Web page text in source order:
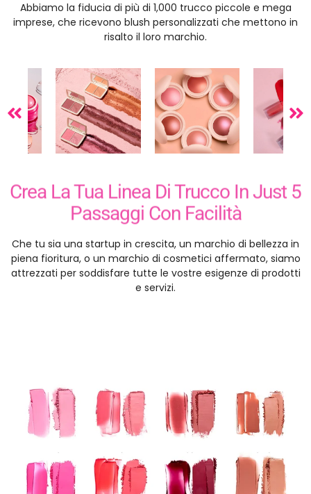
Abbiamo la fiducia di più di 1,000 trucco piccole e mega
imprese, che ricevono blush personalizzati che mettono in
risalto il loro marchio.
Crea La Tua Linea Di Trucco In Just 5
Passaggi Con Facilità
Che tu sia una startup in crescita, un marchio di bellezza in
piena fioritura, o un marchio di cosmetici affermato, siamo
attrezzati per soddisfare tutte le vostre esigenze di prodotti
e servizi.